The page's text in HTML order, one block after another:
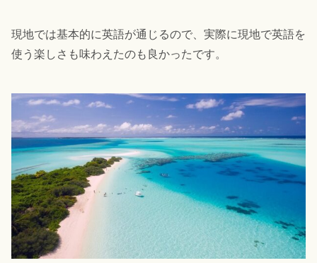
現地では基本的に英語が通じるので、実際に現地で英語を
使う楽しさも味わえたのも良かったです。